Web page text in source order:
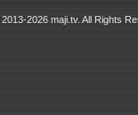
2013-2026 maji.tv. All Rights